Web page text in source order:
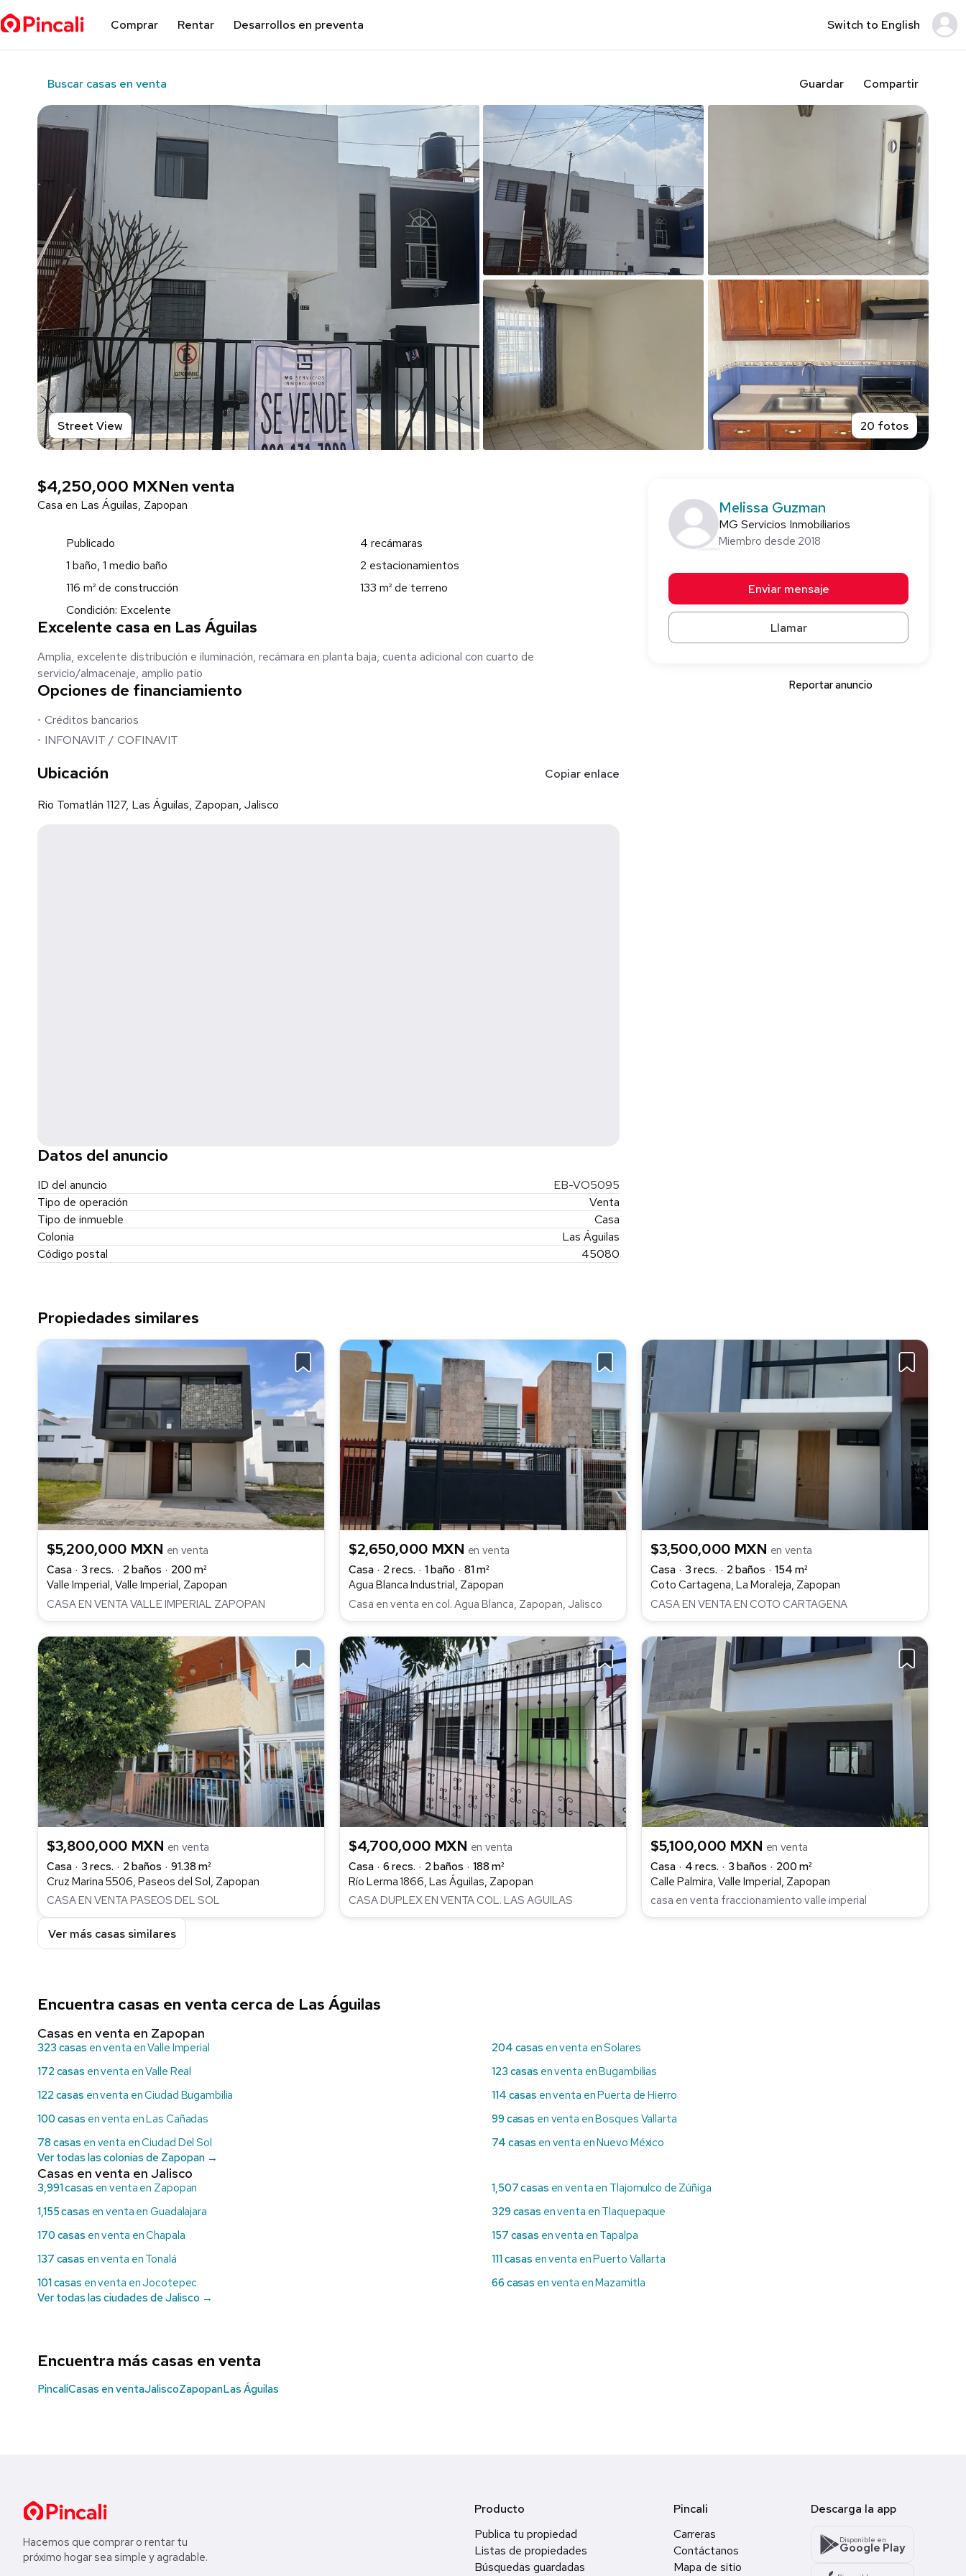
Comprar Rentar Desarrollos en preventa Switch to English
Buscar casas en venta Guardar Compartir
Street View 20 fotos
$4,250,000 MXNen venta
Casa en Las Águilas, Zapopan
Publicado
4 recámaras
1 baño, 1 medio baño
2 estacionamientos
116 m² de construcción
133 m² de terreno
Condición: Excelente
Excelente casa en Las Águilas
Amplia, excelente distribución e iluminación, recámara en planta baja, cuenta adicional con cuarto de
servicio/almacenaje, amplio patio
Opciones de financiamiento
Créditos bancarios
INFONAVIT / COFINAVIT
Ubicación Copiar enlace
Rio Tomatlán 1127, Las Águilas, Zapopan, Jalisco
Datos del anuncio
ID del anuncio
EB-VO5095
Tipo de operación
Venta
Tipo de inmueble
Casa
Colonia
Las Águilas
Código postal
45080
Melissa Guzman
MG Servicios Inmobiliarios
Miembro desde 2018
Enviar mensaje
Llamar
Reportar anuncio
Propiedades similares
$5,200,000 MXN en venta
Casa
3 recs. 2 baños
200 m²
Valle Imperial, Valle Imperial, Zapopan
CASA EN VENTA VALLE IMPERIAL ZAPOPAN
$2,650,000 MXN en venta
Casa
2 recs. 1 baño
81 m²
Agua Blanca Industrial, Zapopan
Casa en venta en col. Agua Blanca, Zapopan, Jalisco
$3,500,000 MXN en venta
Casa
3 recs. 2 baños
154 m²
Coto Cartagena, La Moraleja, Zapopan
CASA EN VENTA EN COTO CARTAGENA
$3,800,000 MXN en venta
Casa
3 recs. 2 baños
91.38 m²
Cruz Marina 5506, Paseos del Sol, Zapopan
CASA EN VENTA PASEOS DEL SOL
$4,700,000 MXN en venta
Casa
6 recs. 2 baños
188 m²
Río Lerma 1866, Las Águilas, Zapopan
CASA DUPLEX EN VENTA COL. LAS AGUILAS
$5,100,000 MXN en venta
Casa
4 recs. 3 baños
200 m²
Calle Palmira, Valle Imperial, Zapopan
casa en venta fraccionamiento valle imperial
Ver más casas similares
Encuentra casas en venta cerca de Las Águilas
Casas en venta en Zapopan
323 casas en venta en Valle Imperial 204 casas en venta en Solares
172 casas en venta en Valle Real 123 casas en venta en Bugambilias
122 casas en venta en Ciudad Bugambilia 114 casas en venta en Puerta de Hierro
100 casas en venta en Las Cañadas 99 casas en venta en Bosques Vallarta
78 casas en venta en Ciudad Del Sol 74 casas en venta en Nuevo México
Ver todas las colonias de Zapopan →
Casas en venta en Jalisco
3,991 casas en venta en Zapopan 1,507 casas en venta en Tlajomulco de Zúñiga
1,155 casas en venta en Guadalajara 329 casas en venta en Tlaquepaque
170 casas en venta en Chapala 157 casas en venta en Tapalpa
137 casas en venta en Tonalá 111 casas en venta en Puerto Vallarta
101 casas en venta en Jocotepec 66 casas en venta en Mazamitla
Ver todas las ciudades de Jalisco →
Encuentra más casas en venta
PincaliCasas en ventaJaliscoZapopanLas Águilas
Hacemos que comprar o rentar tu
próximo hogar sea simple y agradable.
Producto
Publica tu propiedad
Listas de propiedades
Búsquedas guardadas
Pincali
Carreras
Contáctanos
Mapa de sitio
Descarga la app
Disponible en
Google Play